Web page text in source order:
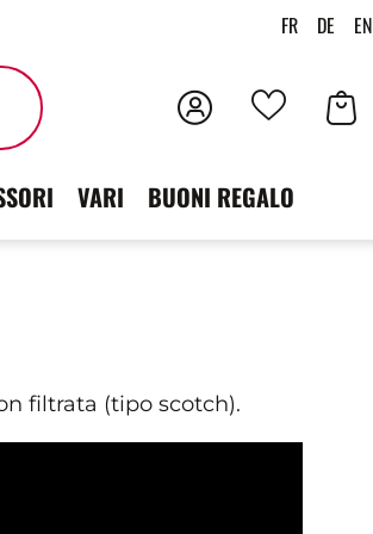
FR DE EN
VARI BUONI REGALO
Accedi
tuoi
preferiti
filtrata (tipo scotch).